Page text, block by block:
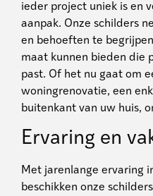
ieder project uniek is en
aanpak. Onze schilders
en behoeften te
maat kunnen bieden die
past. Of het nu gaat om
woningrenovatie, een
buitenkant van uw huis,
Ervaring en
Met jarenlange ervaring
beschikken onze